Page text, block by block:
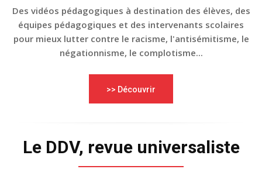
Des vidéos pédagogiques à destination des élèves, des
équipes pédagogiques et des intervenants scolaires
pour mieux lutter contre le racisme, l'antisémitisme, le
négationnisme, le complotisme...
>> Découvrir
Le DDV, revue universaliste